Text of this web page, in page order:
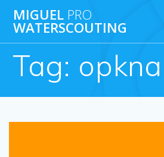
inhoud
MIGUEL PRO
WATERSCOUTING
Tag: